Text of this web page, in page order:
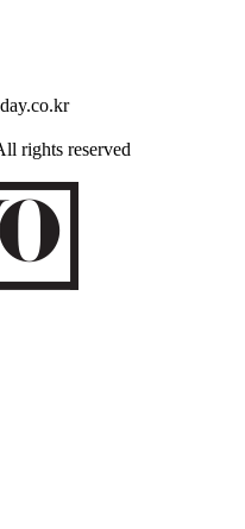
rights reserved